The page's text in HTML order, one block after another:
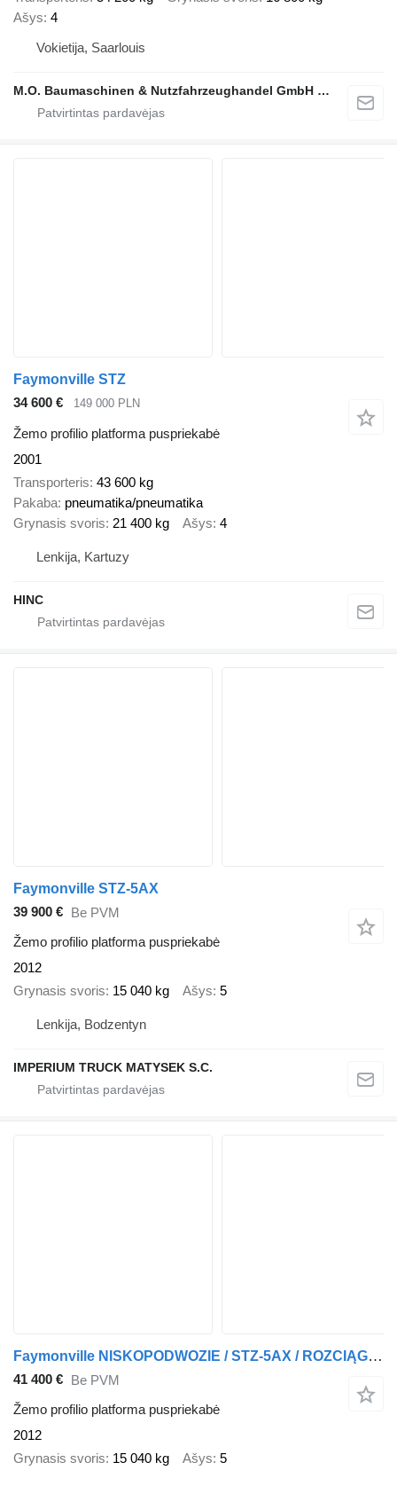
Ašys 4
Vokietija, Saarlouis
M.O. Baumaschinen & Nutzfahrzeughandel GmbH & CO.
Faymonville STZ
34 600 €
149 000 PLN
Žemo profilio platforma puspriekabė
2001
Transporteris 43 600 kg
Pakaba pneumatika/pneumatika
Grynasis svoris 21 400 kg Ašys 4
Lenkija, Kartuzy
HINC
Faymonville STZ-5AX
39 900 € Be PVM
Žemo profilio platforma puspriekabė
2012
Grynasis svoris 15 040 kg Ašys 5
Lenkija, Bodzentyn
IMPERIUM TRUCK MATYSEK S.C.
Faymonville NISKOPODWOZIE / STZ-5AX / ROZCIĄGANA / 5 OSI / DMC: 68 TON / OSI
41 400 € Be PVM
Žemo profilio platforma puspriekabė
2012
Grynasis svoris 15 040 kg Ašys 5